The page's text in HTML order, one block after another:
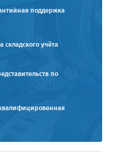
поддержка
складского учёта
по